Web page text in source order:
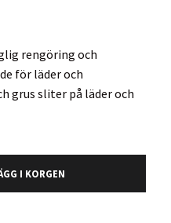
rengöring och
för läder och
grus sliter på läder och
I KORGEN